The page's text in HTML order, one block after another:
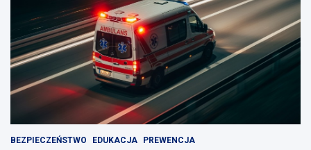
BEZPIECZEŃSTWO EDUKACJA PREWENCJA